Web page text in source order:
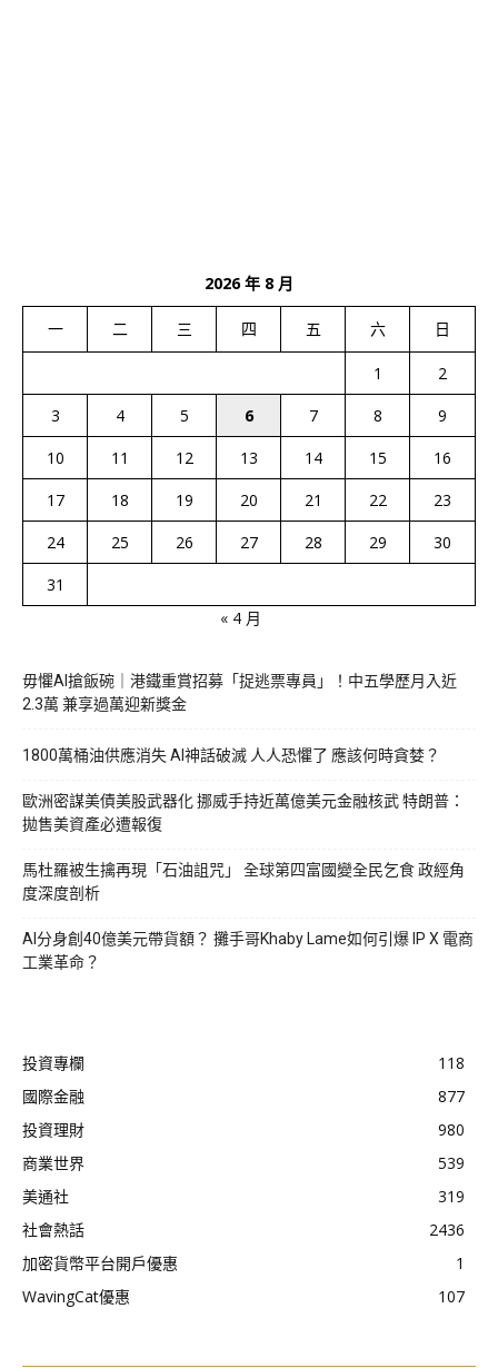
2026 年 8 月
一 二 三 四 五 六 日
1
2
3
4 5 6 7 8
9
10
11 12 13 14 15
16
17
18 19 20 21 22
23
24
25 26 27 28 29
30
31
« 4 月
毋懼AI搶飯碗｜港鐵重賞招募「捉逃票專員」！中五學歷月入近
2.3萬 兼享過萬迎新獎金
1800萬桶油供應消失 AI神話破滅 人人恐懼了 應該何時貪婪？
歐洲密謀美債美股武器化 挪威手持近萬億美元金融核武 特朗普：
拋售美資產必遭報復
馬杜羅被生擒再現「石油詛咒」 全球第四富國變全民乞食 政經角
度深度剖析
AI分身創40億美元帶貨額？ 攤手哥Khaby Lame如何引爆 IP X 電商
工業革命？
投資專欄
118
國際金融
877
投資理財
980
商業世界
539
美通社
319
社會熱話
2436
加密貨幣平台開戶優惠
1
WavingCat優惠
107